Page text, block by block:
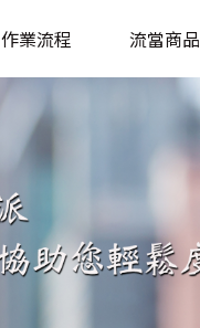
作業流程 流當商品